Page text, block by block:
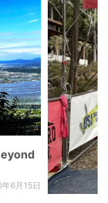
6月15日